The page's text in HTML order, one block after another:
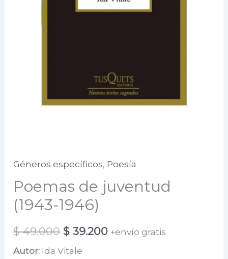
Géneros específicos, Poesía
Poemas de juventud
(1943-1946)
$49.000 El
precio
$ 39.200El
+envío gratis
Autor: Ida Vitale